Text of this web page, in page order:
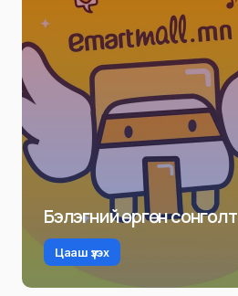
Бэлэгний өргөн сонголт
Цааш үзэх